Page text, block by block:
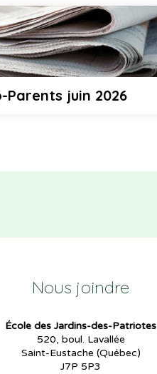
Parents juin 2026
Nous joindre
École des Jardins-des-Patriotes
520, boul. Lavallée
Saint-Eustache (Québec)
J7P 5P3